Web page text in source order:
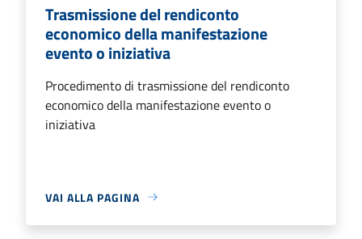
Trasmissione del rendiconto
economico della manifestazione
evento o iniziativa
Procedimento di trasmissione del rendiconto
economico della manifestazione evento o
iniziativa
VAI ALLA PAGINA